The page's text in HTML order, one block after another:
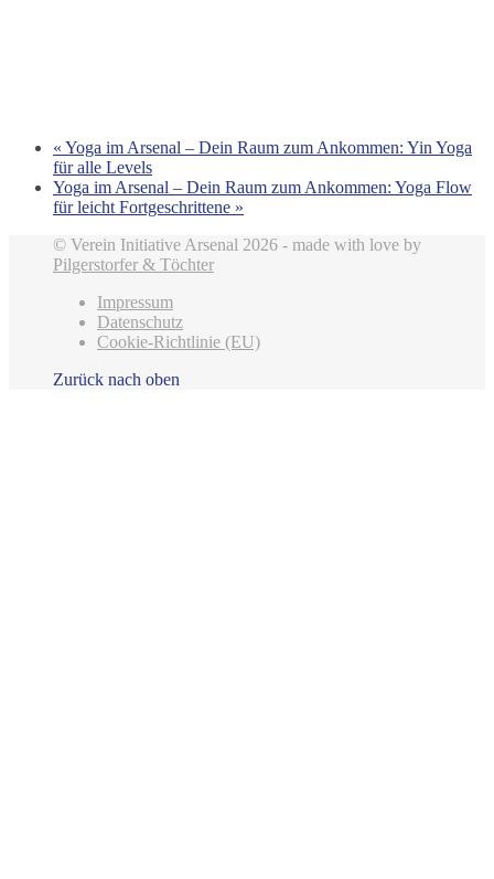
« Yoga im Arsenal – Dein Raum zum Ankommen: Yin Yoga
für alle Levels
Yoga im Arsenal – Dein Raum zum Ankommen: Yoga Flow
für leicht Fortgeschrittene »
© Verein Initiative Arsenal 2026 - made with love by
Pilgerstorfer & Töchter
Impressum
Datenschutz
Cookie-Richtlinie (EU)
Zurück nach oben